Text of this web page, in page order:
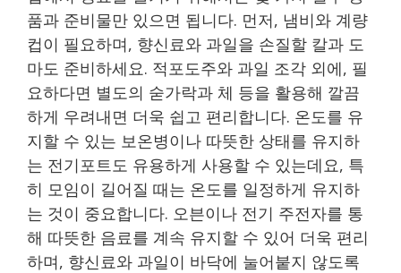
품과 준비물만 있으면 됩니다. 먼저, 냄비와 계량
컵이 필요하며, 향신료와 과일을 손질할 칼과 도
마도 준비하세요. 적포도주와 과일 조각 외에, 필
요하다면 별도의 숟가락과 체 등을 활용해 깔끔
하게 우려내면 더욱 쉽고 편리합니다. 온도를 유
지할 수 있는 보온병이나 따뜻한 상태를 유지하
는 전기포트도 유용하게 사용할 수 있는데요, 특
히 모임이 길어질 때는 온도를 일정하게 유지하
는 것이 중요합니다. 오븐이나 전기 주전자를 통
해 따뜻한 음료를 계속 유지할 수 있어 더욱 편리
하며, 향신료와 과일이 바닥에 눌어붙지 않도록